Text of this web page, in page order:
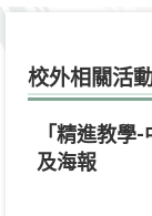
校外相關活
「精進教學
及海報